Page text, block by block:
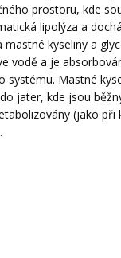
prostoru, kde
lipolýza a
kyseliny a
vodě a je
systému. Mastné
jater, kde jsou
(jako při